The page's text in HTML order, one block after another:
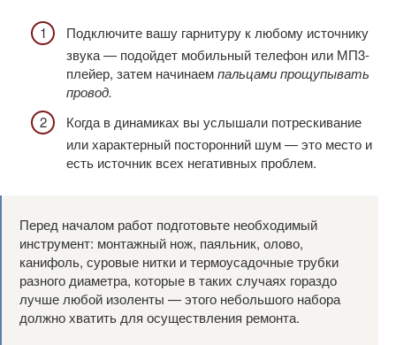
Подключите вашу гарнитуру к любому источнику
звука — подойдет мобильный телефон или МП3-
плейер, затем начинаемпальцами прощупывать
провод.
Когда в динамиках вы услышали потрескивание
или характерный посторонний шум — это место и
есть источник всех негативных проблем.
Перед началом работ подготовьте необходимый
инструмент: монтажный нож, паяльник, олово,
канифоль, суровые нитки и термоусадочные трубки
разного диаметра, которые в таких случаях гораздо
лучше любой изоленты — этого небольшого набора
должно хватить для осуществления ремонта.